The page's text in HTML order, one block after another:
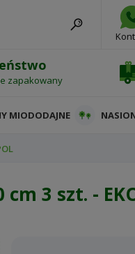
zapakowany
MIODODAJNE
3 szt. -